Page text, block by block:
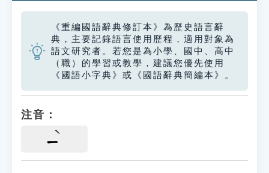
《重編國語辭典修訂本》為歷史語言辭
典，主要記錄語言使用歷程，適用對象為
語文研究者。若您是為小學、國中、高中
（職）的學習或教學，建議您優先使用
《國語小字典》或《國語辭典簡編本》。
注音：
ㄧ